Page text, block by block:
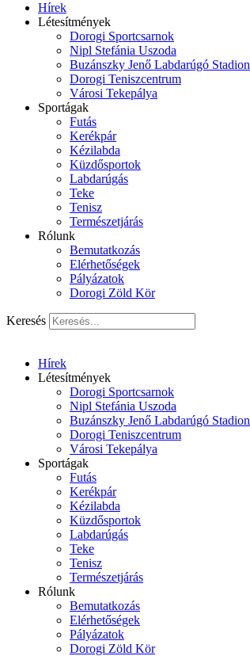
Hírek
Létesítmények
Dorogi Sportcsarnok
Nipl Stefánia Uszoda
Buzánszky Jenő Labdarúgó Stadion
Dorogi Teniszcentrum
Városi Tekepálya
Sportágak
Futás
Kerékpár
Kézilabda
Küzdősportok
Labdarúgás
Teke
Tenisz
Természetjárás
Rólunk
Bemutatkozás
Elérhetőségek
Pályázatok
Dorogi Zöld Kör
Keresés
Hírek
Létesítmények
Dorogi Sportcsarnok
Nipl Stefánia Uszoda
Buzánszky Jenő Labdarúgó Stadion
Dorogi Teniszcentrum
Városi Tekepálya
Sportágak
Futás
Kerékpár
Kézilabda
Küzdősportok
Labdarúgás
Teke
Tenisz
Természetjárás
Rólunk
Bemutatkozás
Elérhetőségek
Pályázatok
Dorogi Zöld Kör